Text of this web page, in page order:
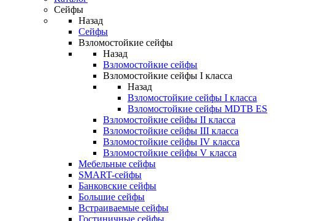
Сейфы
Назад
Сейфы
Взломостойкие сейфы
Назад
Взломостойкие сейфы
Взломостойкие сейфы I класса
Назад
Взломостойкие сейфы I класса
Взломостойкие сейфы MDTB ES
Взломостойкие сейфы II класса
Взломостойкие сейфы III класса
Взломостойкие сейфы IV класса
Взломостойкие сейфы V класса
Мебельные сейфы
SMART-сейфы
Банковские сейфы
Большие сейфы
Встраиваемые сейфы
Гостиничные сейфы